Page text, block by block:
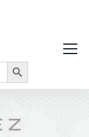
Search Button
Z